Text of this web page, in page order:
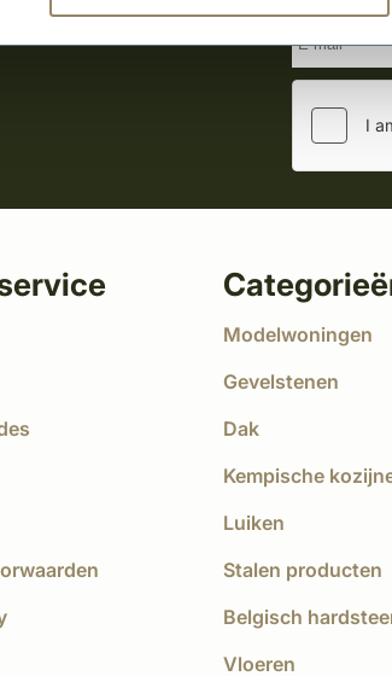
Modelwoningen
Gevelstenen
Dak
Kempische
Luiken
Stalen producten
Belgisch
Vloeren